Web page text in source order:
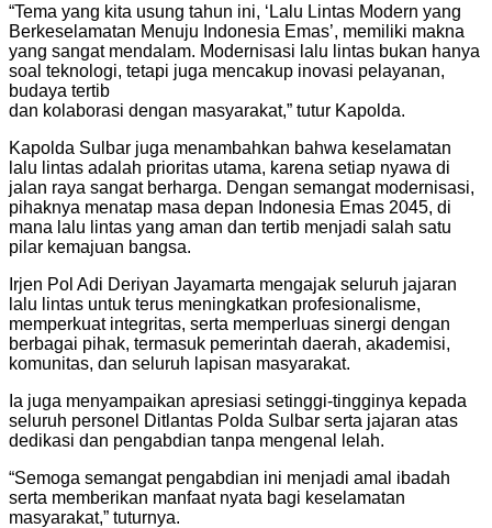
“Tema yang kita usung tahun ini, ‘Lalu Lintas Modern yang
Berkeselamatan Menuju Indonesia Emas’, memiliki makna
yang sangat mendalam. Modernisasi lalu lintas bukan hanya
soal teknologi, tetapi juga mencakup inovasi pelayanan,
budaya tertib
dan kolaborasi dengan masyarakat,” tutur Kapolda.
Kapolda Sulbar juga menambahkan bahwa keselamatan
lalu lintas adalah prioritas utama, karena setiap nyawa di
jalan raya sangat berharga. Dengan semangat modernisasi,
pihaknya menatap masa depan Indonesia Emas 2045, di
mana lalu lintas yang aman dan tertib menjadi salah satu
pilar kemajuan bangsa.
Irjen Pol Adi Deriyan Jayamarta mengajak seluruh jajaran
lalu lintas untuk terus meningkatkan profesionalisme,
memperkuat integritas, serta memperluas sinergi dengan
berbagai pihak, termasuk pemerintah daerah, akademisi,
komunitas, dan seluruh lapisan masyarakat.
Ia juga menyampaikan apresiasi setinggi-tingginya kepada
seluruh personel Ditlantas Polda Sulbar serta jajaran atas
dedikasi dan pengabdian tanpa mengenal lelah.
“Semoga semangat pengabdian ini menjadi amal ibadah
serta memberikan manfaat nyata bagi keselamatan
masyarakat,” tuturnya.